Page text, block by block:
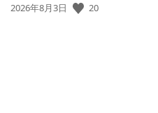
公
2026年8月3日 20